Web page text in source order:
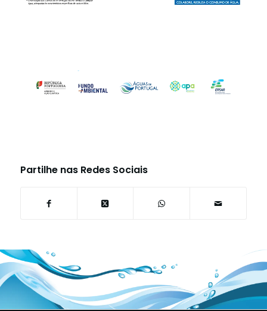
Partilhe nas Redes Sociais